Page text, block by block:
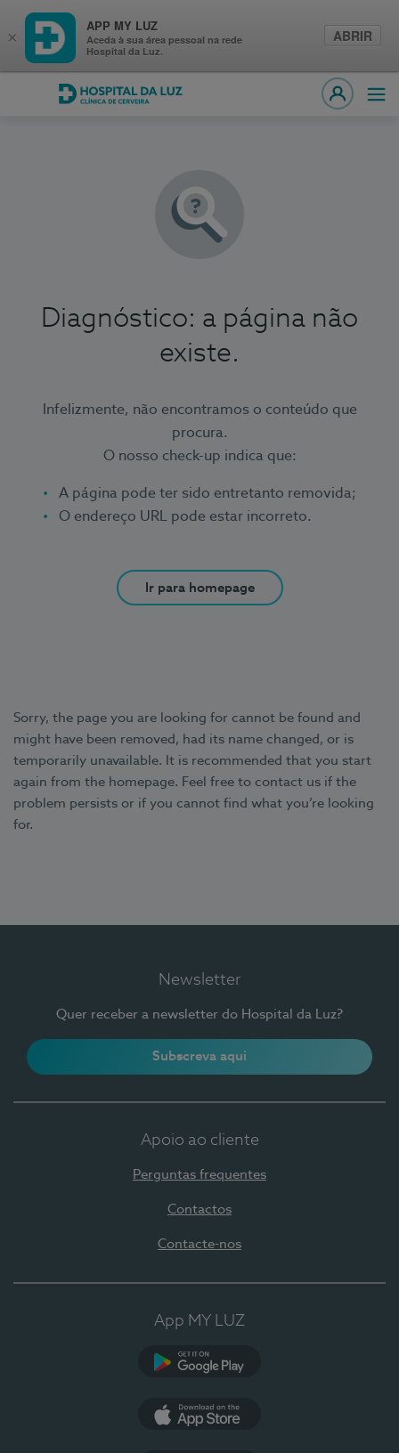
Hospital da Luz Cerveira
Diagnóstico: a página não
existe.
Infelizmente, não encontramos o conteúdo que
procura.
O nosso check-up indica que:
A página pode ter sido entretanto removida;
O endereço URL pode estar incorreto.
Ir para homepage
Sorry, the page you are looking for cannot be found and
might have been removed, had its name changed, or is
temporarily unavailable. It is recommended that you start
again from the homepage. Feel free to contact us if the
problem persists or if you cannot find what you’re looking
for.
Newsletter
Quer receber a newsletter do Hospital da Luz?
Subscreva aqui
Apoio ao cliente
Perguntas frequentes
Contactos
Contacte-nos
App MY LUZ
×
APP MY LUZ
Aceda à sua área pessoal na rede
Hospital da Luz.
ABRIR